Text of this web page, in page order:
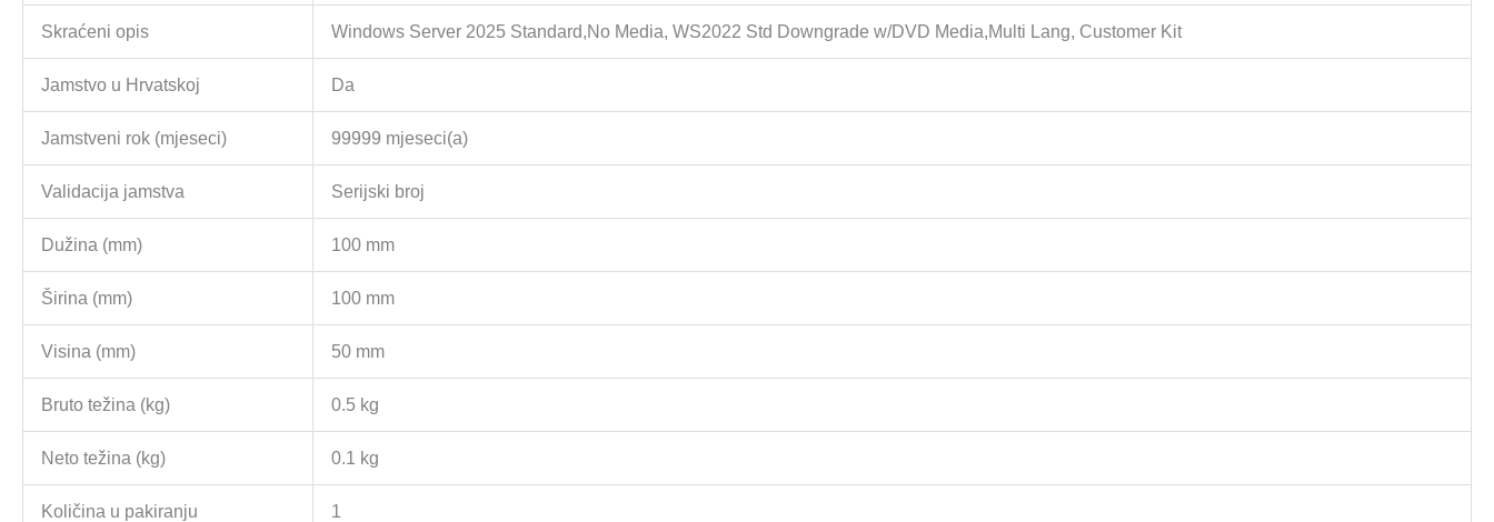
Skraćeni opis Windows Server 2025 Standard,No Media, WS2022 Std Downgrade w/DVD Media,Multi Lang, Customer Kit
Jamstvo u Hrvatskoj Da
Jamstveni rok (mjeseci) 99999 mjeseci(a)
Validacija jamstva Serijski broj
Dužina (mm) 100 mm
Širina (mm) 100 mm
Visina (mm) 50 mm
Bruto težina (kg) 0.5 kg
Neto težina (kg) 0.1 kg
Količina u pakiranju 1